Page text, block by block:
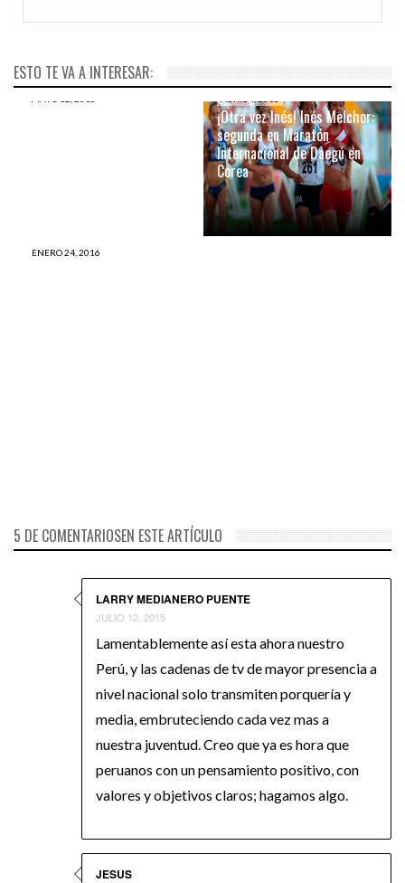
ESTO TE VA A INTERESAR:
¡Otra vez Inés! Inés Melchor:
segunda en Maratón
Internacional de Daegú en
Corea
ENERO 24, 2016
JULIO 27, 2015
Gobierno peruano le regaló
5 DE COMENTARIOSEN ESTE ARTÍCULO
LARRY MEDIANERO PUENTE
JULIO 12, 2015
Lamentablemente así esta ahora nuestro
Perú, y las cadenas de tv de mayor presencia a
nivel nacional solo transmiten porquería y
media, embruteciendo cada vez mas a
nuestra juventud. Creo que ya es hora que
peruanos con un pensamiento positivo, con
valores y objetivos claros; hagamos algo.
JESUS